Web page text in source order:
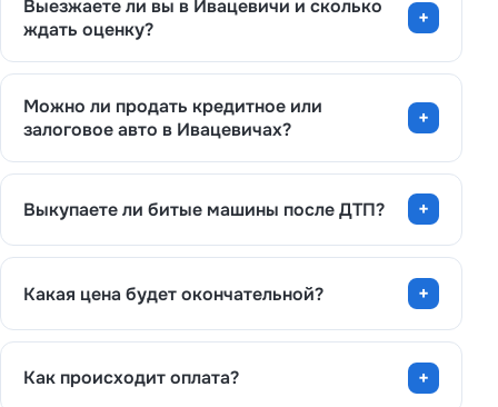
Выезжаете ли вы в Ивацевичи и сколько
ждать оценку?
Можно ли продать кредитное или
залоговое авто в Ивацевичах?
Выкупаете ли битые машины после ДТП?
Какая цена будет окончательной?
Как происходит оплата?